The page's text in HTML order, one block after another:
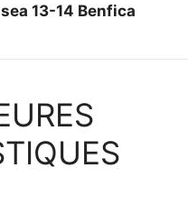
13-14 Benfica